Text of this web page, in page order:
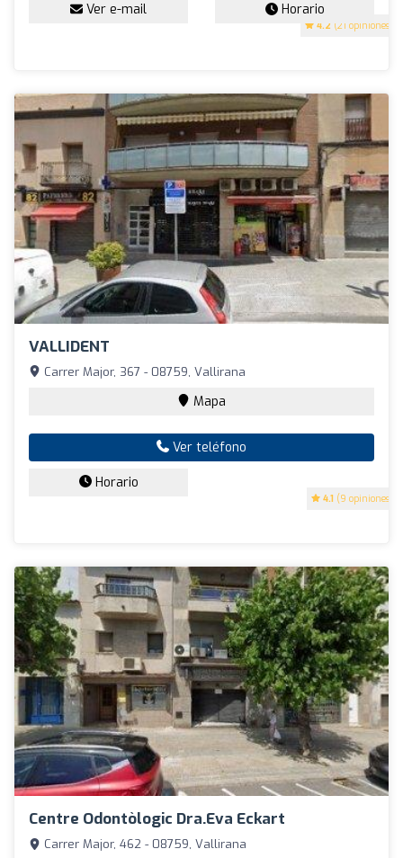
4.2 (21 opiniones)
Ver e-mail Horario
VALLIDENT
4.1 (9 opiniones)
Carrer Major, 367 - 08759, Vallirana
Mapa
Ver teléfono
Horario
Centre Odontòlogic Dra.Eva Eckart
Carrer Major, 462 - 08759, Vallirana